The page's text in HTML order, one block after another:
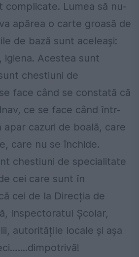
complicate. Lumea să nu-
apărea o carte groasă de
de bază sunt aceleași:
igiena. Acestea sunt
chestiuni de
face când se constată că
ce se face când într-
apar cazuri de boală, care
care nu se închide.
chestiuni de specialitate
cei care sunt în
cei de la Direcția de
Inspectoratul Școlar,
autoritățile locale și așa